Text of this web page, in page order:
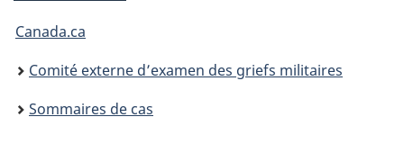
Vous
êtes
ici :
Canada.ca
Comité externe d’examen des griefs militaires
Sommaires de cas